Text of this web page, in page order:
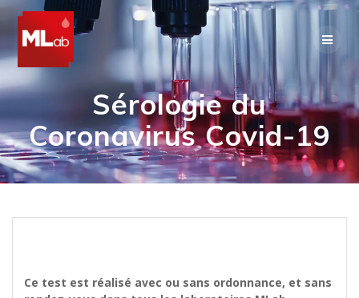
Skip
to
content
Sérologie du
Coronavirus Covid-19
Ce test est réalisé avec ou sans ordonnance, et sans